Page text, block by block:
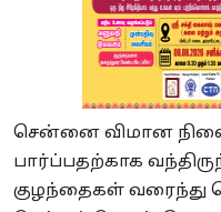
சென்னை விமான
பார்ப்பதற்காக
குழந்தைகள்